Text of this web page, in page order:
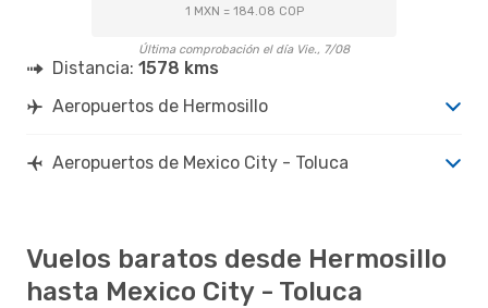
1 MXN = 184.08 COP
Última comprobación el día Vie., 7/08
Distancia: 1578 kms
Aeropuertos de Hermosillo
Aeropuertos de Mexico City - Toluca
Vuelos baratos desde Hermosillo
hasta Mexico City - Toluca